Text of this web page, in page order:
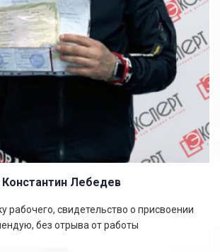
Константин Лебедев
рабочего, свидетельство о присвоении
без отрыва от работы